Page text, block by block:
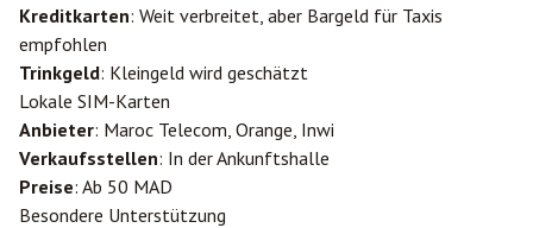
Kreditkarten: Weit verbreitet, aber Bargeld für Taxis
empfohlen
Trinkgeld: Kleingeld wird geschätzt
Lokale SIM-Karten
Anbieter: Maroc Telecom, Orange, Inwi
Verkaufsstellen: In der Ankunftshalle
Preise: Ab 50 MAD
Besondere Unterstützung